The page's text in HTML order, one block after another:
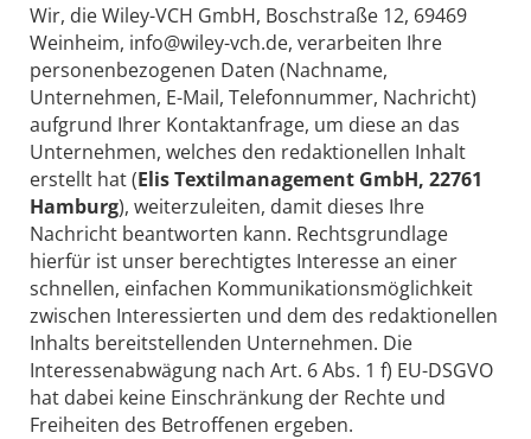
Wir, die Wiley-VCH GmbH, Boschstraße 12, 69469
Weinheim, info@wiley-vch.de, verarbeiten Ihre
personenbezogenen Daten (Nachname,
Unternehmen, E-Mail, Telefonnummer, Nachricht)
aufgrund Ihrer Kontaktanfrage, um diese an das
Unternehmen, welches den redaktionellen Inhalt
erstellt hat (Elis Textilmanagement GmbH, 22761
Hamburg), weiterzuleiten, damit dieses Ihre
Nachricht beantworten kann. Rechtsgrundlage
hierfür ist unser berechtigtes Interesse an einer
schnellen, einfachen Kommunikationsmöglichkeit
zwischen Interessierten und dem des redaktionellen
Inhalts bereitstellenden Unternehmen. Die
Interessenabwägung nach Art. 6 Abs. 1 f) EU-DSGVO
hat dabei keine Einschränkung der Rechte und
Freiheiten des Betroffenen ergeben.